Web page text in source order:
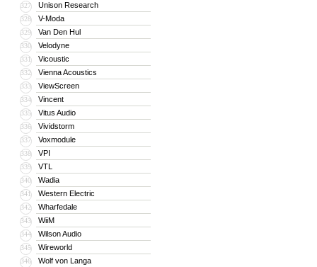
327 Unison Research
328 V-Moda
329 Van Den Hul
330 Velodyne
331 Vicoustic
332 Vienna Acoustics
333 ViewScreen
334 Vincent
335 Vitus Audio
336 Vividstorm
337 Voxmodule
338 VPI
339 VTL
340 Wadia
341 Western Electric
342 Wharfedale
343 WiiM
344 Wilson Audio
345 Wireworld
346 Wolf von Langa